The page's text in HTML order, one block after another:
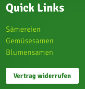
Quick Links
Sämereien
Gemüsesamen
Blumensamen
Vertrag widerrufen